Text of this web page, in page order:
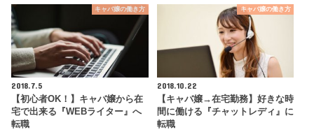
キャバ嬢の働き方
2018.7.5
【初心者OK！】キャバ嬢から在
宅で出来る『WEBライター』へ
転職
キャバ嬢の働き方
2018.10.22
【キャバ嬢→在宅勤務】好きな時
間に働ける『チャットレディ』に
転職